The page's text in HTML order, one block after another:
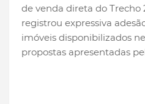
de venda direta do Trecho
registrou expressiva
imóveis disponibilizados
propostas apresentadas